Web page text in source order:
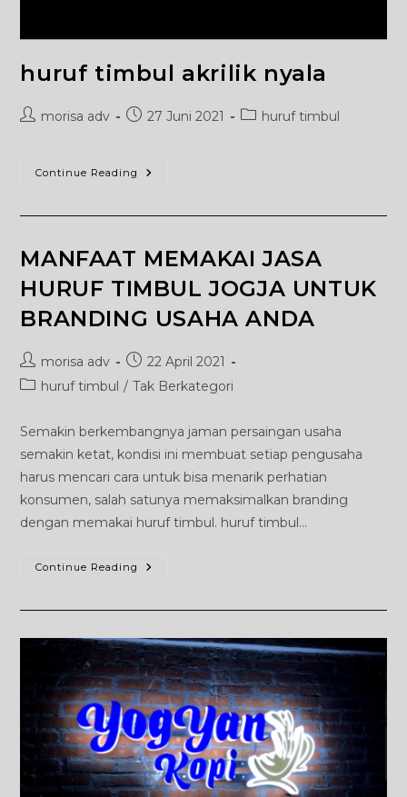
huruf timbul akrilik nyala
Postmorisa adv
Post27 Juni 2021
Posthuruf timbul
Continue Reading Huruf
MANFAAT MEMAKAI JASA
HURUF TIMBUL JOGJA UNTUK
BRANDING USAHA ANDA
Post
author:
morisa adv
Post
published:
22 April 2021
Posthuruf timbul / Tak Berkategori
Semakin berkembangnya jaman persaingan usaha
semakin ketat, kondisi ini membuat setiap pengusaha
harus mencari cara untuk bisa menarik perhatian
konsumen, salah satunya memaksimalkan branding
dengan memakai huruf timbul. huruf timbul…
Continue Reading MANFAAT
UNTUK
BRANDING
USAHA
ANDA